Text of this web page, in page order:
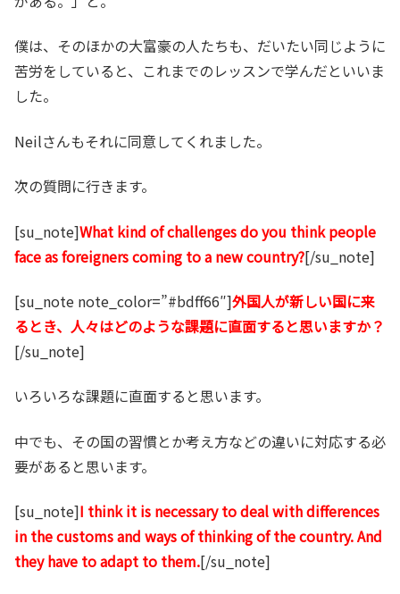
僕は、そのほかの大富豪の人たちも、だいたい同じように
苦労をしていると、これまでのレッスンで学んだといいま
した。
Neilさんもそれに同意してくれました。
次の質問に行きます。
[su_note]What kind of challenges do you think people
face as foreigners coming to a new country?[/su_note]
[su_note note_color=”#bdff66″]外国人が新しい国に来
るとき、人々はどのような課題に直面すると思いますか？
[/su_note]
いろいろな課題に直面すると思います。
中でも、その国の習慣とか考え方などの違いに対応する必
要があると思います。
[su_note]I think it is necessary to deal with differences
in the customs and ways of thinking of the country. And
they have to adapt to them.[/su_note]